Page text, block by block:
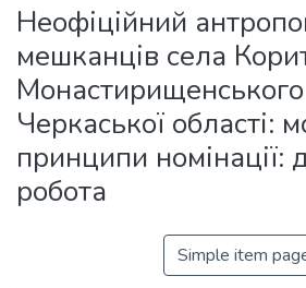
Неофіційний
мешканців села
Черкаської області:
принципи номінації:
робота
Simple item